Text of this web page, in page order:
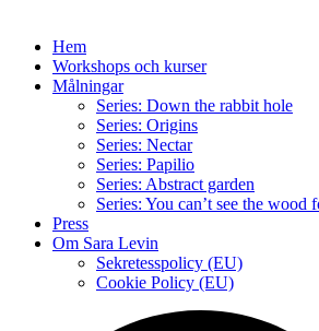
Hem
Workshops och kurser
Målningar
Series: Down the rabbit hole
Series: Origins
Series: Nectar
Series: Papilio
Series: Abstract garden
Series: You can’t see the wood
Press
Om Sara Levin
Sekretesspolicy (EU)
Cookie Policy (EU)